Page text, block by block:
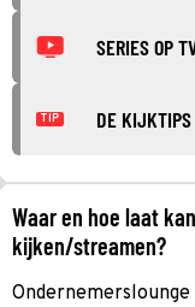
SERIES OP
TIP DE KIJKTIPS
Waar en hoe laat
kijken/streamen?
Ondernemerslounge